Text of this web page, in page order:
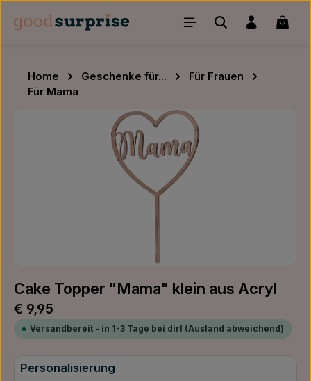
Zum Hauptinhalt springen
Home Geschenke für...
Für Frauen
Für Mama
Bildergalerie überspringen
Cake Topper "Mama" klein aus Acryl
Regulärer Preis:
€ 9,95
Versandbereit - in 1-3 Tage bei dir! (Ausland abweichend)
Personalisierung